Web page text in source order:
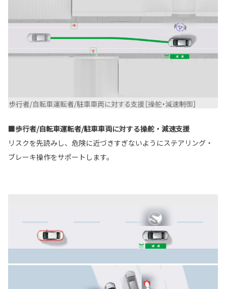
■歩行者/自転車運転者/駐車車両に対する操舵・減速支援
リスクを先読みし、危険に近づきすぎないようにステアリング・
ブレーキ操作をサポートします。